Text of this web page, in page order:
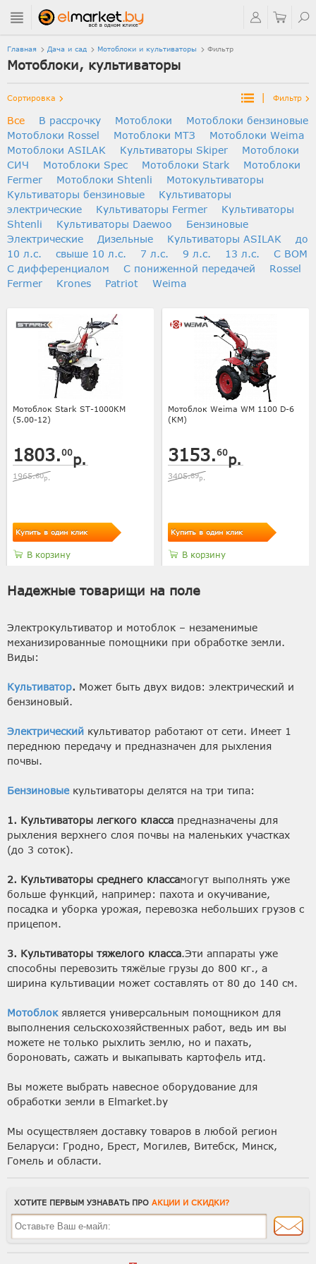
Главная Дача и сад Мотоблоки и культиваторы Фильтр
Мотоблоки, культиваторы
Сортировка | Фильтр
Все В рассрочку Мотоблоки
Мотоблоки бензиновые
Мотоблоки Rossel
Мотоблоки МТЗ
Мотоблоки Weima
Мотоблоки ASILAK
Культиваторы Skiper
Мотоблоки
СИЧ
Мотоблоки Spec Мотоблоки Stark
Мотоблоки
Fermer
Мотоблоки Shtenli
Мотокультиваторы
Культиваторы бензиновые
Культиваторы
электрические
Культиваторы Fermer
Культиваторы
Shtenli
Культиваторы Daewoo
Бензиновые
Электрические
Дизельные Культиваторы ASILAK
до
10 л.с.
свыше 10 л.с. 7 л.с. 9 л.с. 13 л.с.
С ВОМ
С дифференциалом
C пониженной передачей
Rossel
Fermer
Krones Patriot Weima
Мотоблок Stark ST-1000КМ
(5.00-12)
1803.00р.
1965.60р.
Купить в один клик
В корзину
Мотоблок Weima WM 1100 D-6
(КМ)
3153.60р.
3405.89р.
Купить в один клик
В корзину
Надежные товарищи на поле
Электрокультиватор и мотоблок – незаменимые
механизированные помощники при обработке земли.
Виды:
Культиватор. Может быть двух видов: электрический и
бензиновый.
Электрический культиватор работают от сети. Имеет 1
переднюю передачу и предназначен для рыхления
почвы.
Бензиновыекультиваторы делятся на три типа:
1. Культиваторы легкого класса предназначены для
рыхления верхнего слоя почвы на маленьких участках
(до 3 соток).
2. Культиваторы среднего классамогут выполнять уже
больше функций, например: пахота и окучивание,
посадка и уборка урожая, перевозка небольших грузов с
прицепом.
3. Культиваторы тяжелого класса.Эти аппараты уже
способны перевозить тяжёлые грузы до 800 кг., а
ширина культивации может составлять от 80 до 140 см.
Мотоблокявляется универсальным помощником для
выполнения сельскохозяйственных работ, ведь им вы
можете не только рыхлить землю, но и пахать,
бороновать, сажать и выкапывать картофель итд.
Вы можете выбрать навесное оборудование для
обработки земли в Elmarket.by
Мы осуществляем доставку товаров в любой регион
Беларуси: Гродно, Брест, Могилев, Витебск, Минск,
Гомель и области.
ХОТИТЕ ПЕРВЫМ УЗНАВАТЬ ПРО АКЦИИ И СКИДКИ?